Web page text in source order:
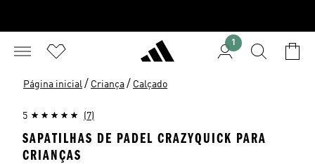
1
Página inicial / Criança / Calçado
5 (7)
SAPATILHAS DE PADEL CRAZYQUICK PARA
CRIANÇAS